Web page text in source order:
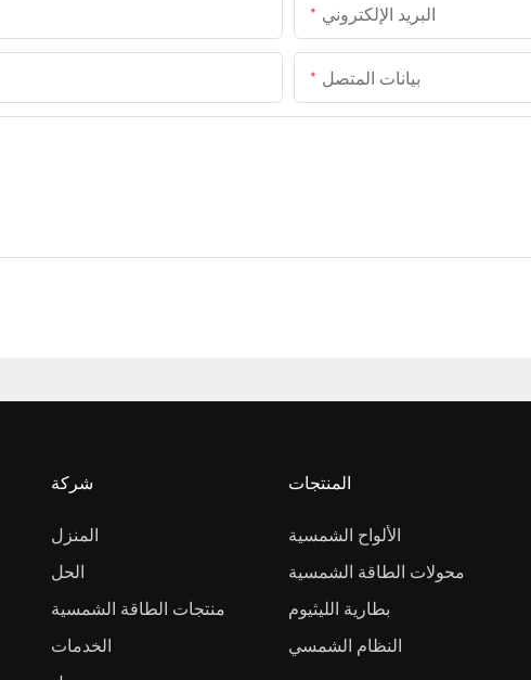
البريد الإلكتروني
بيانات المتصل
شركة
المنزل
الحل
منتجات الطاقة الشمسية
الخدمات
المنتجات
الألواح الشمسية
محولات الطاقة الشمسية
بطارية الليثيوم
النظام الشمسي